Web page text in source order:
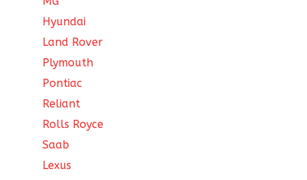
Hyundai
Land Rover
Plymouth
Pontiac
Reliant
Rolls Royce
Saab
Lexus